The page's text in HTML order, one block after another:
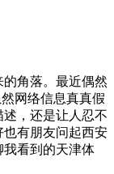
角落。最近偶然
网络信息真真假
，还是让人忍不
有朋友问起西安
看到的天津体